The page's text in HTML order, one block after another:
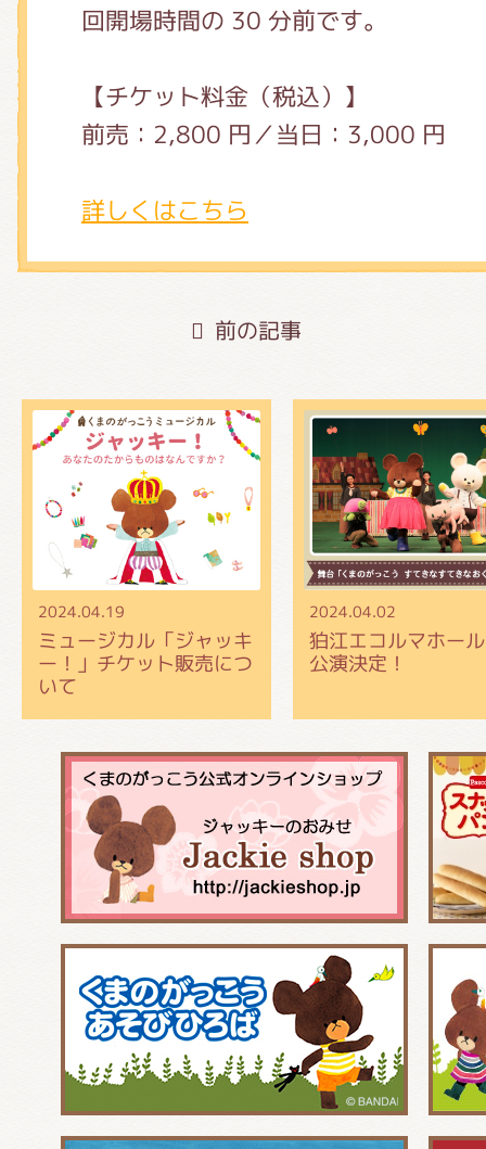
回開場時間の 30 分前です。
【チケット料金（税込）】
前売：2,800 円／当日：3,000 円
詳しくはこちら
前の記事
2024.04.19
ミュージカル「ジャッキ
ー！」チケット販売につ
いて
2024.04.02
狛江エコルマホー
公演決定！